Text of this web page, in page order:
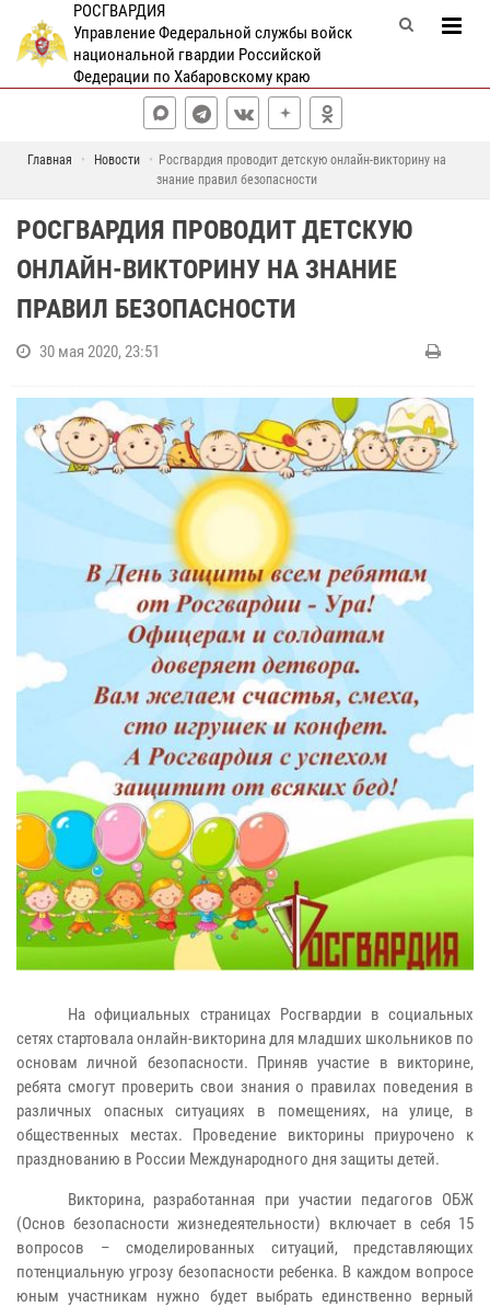
РОСГВАРДИЯ
Управление Федеральной службы войск
национальной гвардии Российской
Федерации по Хабаровскому краю
Главная Новости
Росгвардия проводит детскую онлайн-викторину на
знание правил безопасности
РОСГВАРДИЯ ПРОВОДИТ ДЕТСКУЮ
ОНЛАЙН-ВИКТОРИНУ НА ЗНАНИЕ
ПРАВИЛ БЕЗОПАСНОСТИ
30 мая 2020, 23:51
На официальных страницах Росгвардии в социальных
сетях стартовала онлайн-викторина для младших школьников по
основам личной безопасности. Приняв участие в викторине,
ребята смогут проверить свои знания о правилах поведения в
различных опасных ситуациях в помещениях, на улице, в
общественных местах. Проведение викторины приурочено к
празднованию в России Международного дня защиты детей.
Викторина, разработанная при участии педагогов ОБЖ
(Основ безопасности жизнедеятельности) включает в себя 15
вопросов – смоделированных ситуаций, представляющих
потенциальную угрозу безопасности ребенка. В каждом вопросе
юным участникам нужно будет выбрать единственно верный